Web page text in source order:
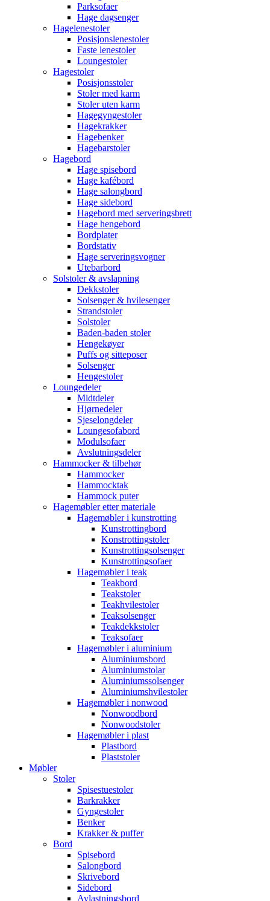
Parksofaer
Hage dagsenger
Hagelenestoler
Posisjonslenestoler
Faste lenestoler
Loungestoler
Hagestoler
Posisjonsstoler
Stoler med karm
Stoler uten karm
Hagegyngestoler
Hagekrakker
Hagebenker
Hagebarstoler
Hagebord
Hage spisebord
Hage kafébord
Hage salongbord
Hage sidebord
Hagebord med serveringsbrett
Hage hengebord
Bordplater
Bordstativ
Hage serveringsvogner
Utebarbord
Solstoler & avslapning
Dekkstoler
Solsenger & hvilesenger
Strandstoler
Solstoler
Baden-baden stoler
Hengekøyer
Puffs og sitteposer
Solsenger
Hengestoler
Loungedeler
Midtdeler
Hjørnedeler
Sjeselongdeler
Loungesofabord
Modulsofaer
Avslutningsdeler
Hammocker & tilbehør
Hammocker
Hammocktak
Hammock puter
Hagemøbler etter materiale
Hagemøbler i kunstrotting
Kunstrottingbord
Konstrottingstoler
Kunstrottingsolsenger
Kunstrottingsofaer
Hagemøbler i teak
Teakbord
Teakstoler
Teakhvilestoler
Teaksolsenger
Teakdekkstoler
Teaksofaer
Hagemøbler i aluminium
Aluminiumsbord
Aluminiumstolar
Aluminiumssolsenger
Aluminiumshvilestoler
Hagemøbler i nonwood
Nonwoodbord
Nonwoodstoler
Hagemøbler i plast
Plastbord
Plaststoler
Møbler
Stoler
Spisestuestoler
Barkrakker
Gyngestoler
Benker
Krakker & puffer
Bord
Spisebord
Salongbord
Skrivebord
Sidebord
Avlastningsbord